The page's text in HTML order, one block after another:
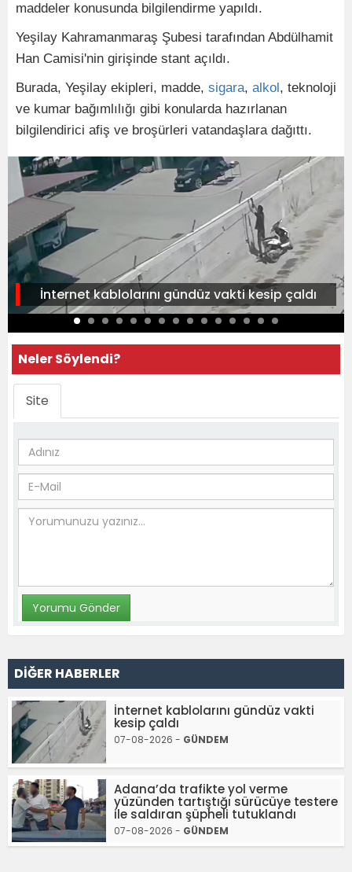
maddeler konusunda bilgilendirme yapıldı.
Yeşilay Kahramanmaraş Şubesi tarafından Abdülhamit
Han Camisi'nin girişinde stant açıldı.
Burada, Yeşilay ekipleri, madde, sigara, alkol, teknoloji
ve kumar bağımlılığı gibi konularda hazırlanan
bilgilendirici afiş ve broşürleri vatandaşlara dağıttı.
İnternet kablolarını gündüz vakti kesip çaldı
Neler Söylendi?
Site
DİĞER HABERLER
İnternet kablolarını gündüz vakti
kesip çaldı
07-08-2026 - GÜNDEM
Adana’da trafikte yol verme
yüzünden tartıştığı sürücüye testere
ile saldıran şüpheli tutuklandı
07-08-2026 - GÜNDEM